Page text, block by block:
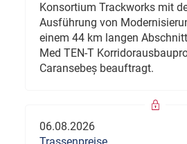
Konsortium Trackworks mit
Ausführung von
einem 44 km langen
Med TEN-T
Caransebeș beauftragt.
06.08.2026